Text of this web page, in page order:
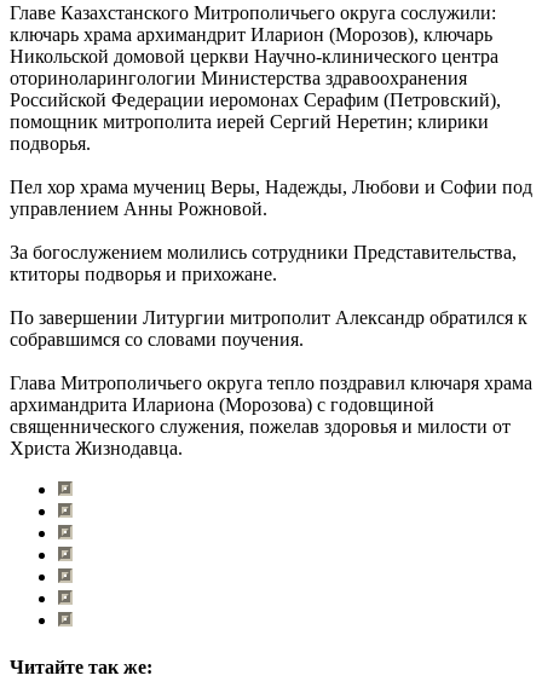
Главе Казахстанского Митрополичьего округа сослужили:
ключарь храма архимандрит Иларион (Морозов), ключарь
Никольской домовой церкви Научно-клинического центра
оториноларингологии Министерства здравоохранения
Российской Федерации иеромонах Серафим (Петровский),
помощник митрополита иерей Сергий Неретин; клирики
подворья.
Пел хор храма мучениц Веры, Надежды, Любови и Софии под
управлением Анны Рожновой.
За богослужением молились сотрудники Представительства,
ктиторы подворья и прихожане.
По завершении Литургии митрополит Александр обратился к
собравшимся со словами поучения.
Глава Митрополичьего округа тепло поздравил ключаря храма
архимандрита Илариона (Морозова) с годовщиной
священнического служения, пожелав здоровья и милости от
Христа Жизнодавца.
Читайте так же: